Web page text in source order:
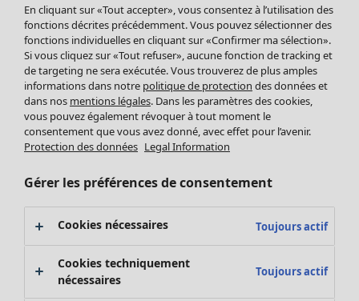
Soldes Vêtements
Tous les vêtements
Robes
Tuniques
En cliquant sur «Tout accepter», vous consentez à l’utilisation des
fonctions décrites précédemment. Vous pouvez sélectionner des
fonctions individuelles en cliquant sur «Confirmer ma sélection».
Si vous cliquez sur «Tout refuser», aucune fonction de tracking et
de targeting ne sera exécutée. Vous trouverez de plus amples
informations dans notre politique de protection des données et
dans nos mentions légales. Dans les paramètres des cookies,
vous pouvez également révoquer à tout moment le
consentement que vous avez donné, avec effet pour l’avenir.
Protection des données Legal Information
Gérer les préférences de consentement
Cookies nécessaires Toujours actif
Cookies techniquement
nécessaires
Toujours actif